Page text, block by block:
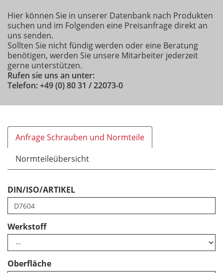
Hier können Sie in unserer Datenbank nach Produkten
suchen und im Folgenden eine Preisanfrage direkt an
uns senden.
Sollten Sie nicht fündig werden oder eine Beratung
benötigen, werden Sie unsere Mitarbeiter jederzeit
gerne unterstützen.
Rufen sie uns an unter:
Telefon: +49 (0) 80 31 / 22073-0
Anfrage Schrauben und Normteile
Normteileübersicht
DIN/ISO/ARTIKEL
Werkstoff
Oberfläche